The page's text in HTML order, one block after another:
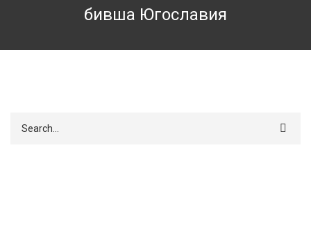
бивша Югославия